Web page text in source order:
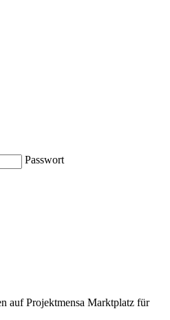
Passwort
auf Projektmensa Marktplatz für